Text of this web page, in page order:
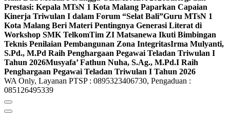
Prestasi: Kepala MTsN 1 Kota Malang Paparkan Capaian
Kinerja Triwulan I dalam Forum “Selat Bali”Guru MTsN 1
Kota Malang Beri Materi Pentingnya Generasi Literat di
Workshop SMK TelkomTim ZI Matsanewa Ikuti Bimbingan
Teknis Penilaian Pembangunan Zona IntegritasIrma Mulyanti,
S.Pd., M.Pd Raih Penghargaan Pegawai Teladan Triwulan I
Tahun 2026Musyafa’ Fathun Nuha, S.Ag., M.Pd.I Raih
Penghargaan Pegawai Teladan Triwulan I Tahun 2026
WA Only, Layanan PTSP : 0895323406730, Pengaduan :
085126495339